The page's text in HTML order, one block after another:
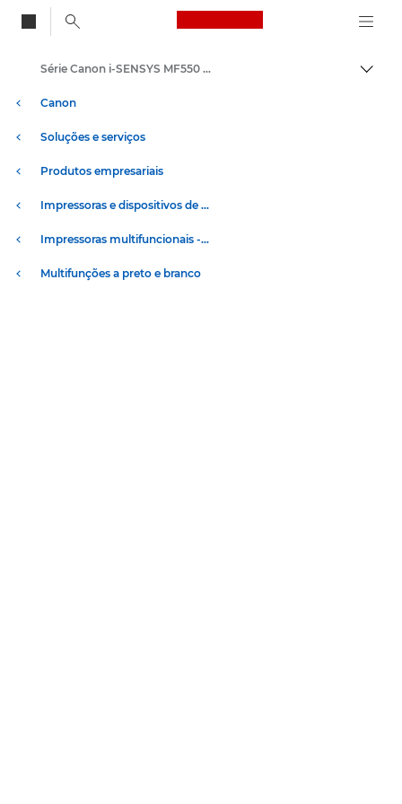
Canon Logo, back
Canon
Soluções e serviços
Produtos empresariais
Impressoras e dispositivos de fax empresariais
Impressoras multifuncionais - Impressoras multifunções
Multifunções a preto e branco
Série Canon i-SENSYS MF550 – Impressoras de multifunção